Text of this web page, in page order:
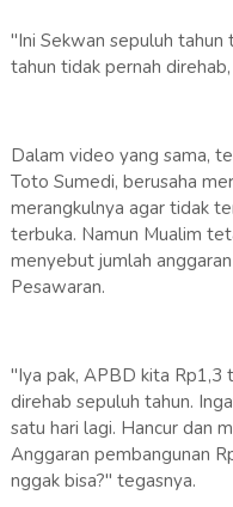
"Ini Sekwan sepuluh tahun
tahun tidak pernah
Dalam video yang sama,
Toto Sumedi, berusaha
merangkulnya agar tidak
terbuka. Namun Mualim
menyebut jumlah
Pesawaran.
"Iya pak, APBD kita Rp1,3
direhab sepuluh tahun.
satu hari lagi. Hancur dan
Anggaran pembangunan
nggak bisa?" tegasnya.